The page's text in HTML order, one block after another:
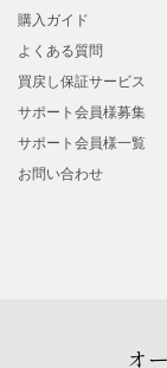
購入ガイド
よくある質問
買戻し保証サービス
サポート会員様募集
サポート会員様一覧
お問い合わせ
オ